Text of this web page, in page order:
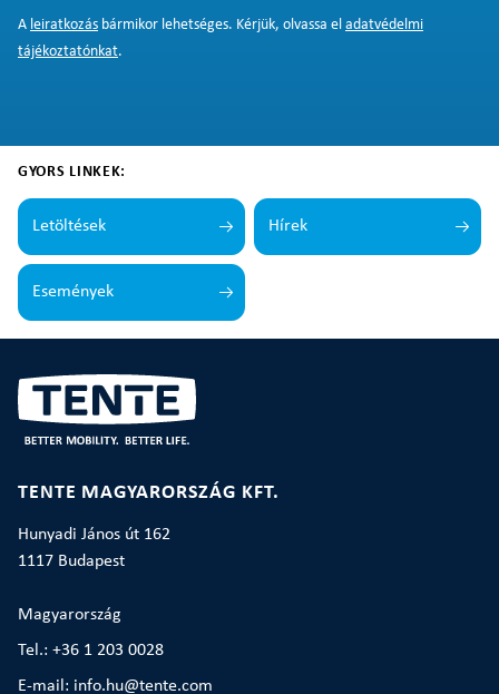
A leiratkozás bármikor lehetséges. Kérjük, olvassa el adatvédelmi
tájékoztatónkat.
GYORS LINKEK:
Letöltések Hírek
Események
TENTE MAGYARORSZÁG KFT.
Hunyadi János út 162
1117 Budapest
Magyarország
Tel.: +36 1 203 0028
E-mail: info.hu@tente.com